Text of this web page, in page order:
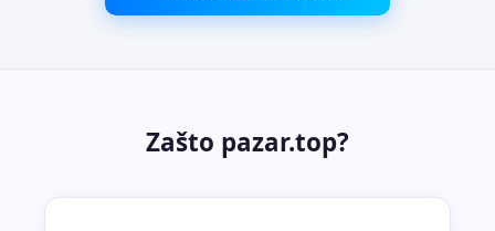
Zašto pazar.top?